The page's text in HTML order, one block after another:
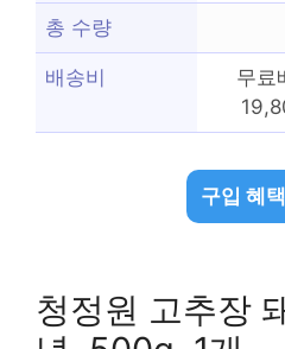
총 수량
배송비
무료
구입 혜
청정원 고추장